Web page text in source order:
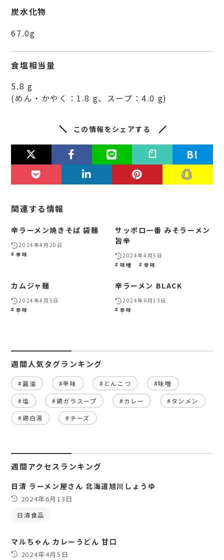
炭水化物
67.0g
食塩相当量
5.8 g
(めん・かやく：1.8 g、スープ：4.0 g)
この情報をシェアする
関連する情報
辛ラーメン焼きそば 袋麺
2024年4月20日
辛味
サッポロ一番 みそラーメン
旨辛
2024年4月5日
味噌
辛味
カムジャ麺
2024年4月5日
辛味
辛ラーメン BLACK
2024年6月13日
辛味
週間人気タグランキング
#醤油 #辛味 #とんこつ #味噌
#塩 #鶏ガラスープ #カレー #タンメン
#鶏白湯 #チーズ
週間アクセスランキング
日清 ラーメン屋さん 北海道旭川しょうゆ
2024年6月13日
日清食品
マルちゃん カレーうどん 甘口
2024年4月5日